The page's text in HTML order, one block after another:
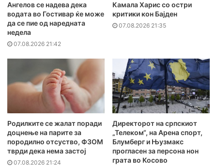
Ангелов се надева дека
водата во Гостивар ќе може
да се пие од наредната
недела
07.08.2026 21:42
Камала Харис со остри
критики кон Бајден
07.08.2026 21:35
Родилките се жалат поради
доцнење на парите за
породилно отсуство, ФЗОМ
тврди дека нема застој
07.08.2026 21:24
Директорот на српскиот
„Телеком“, на Арена спорт,
Блумберг и Њузмакс
прогласен за персона нон
грата во Косово